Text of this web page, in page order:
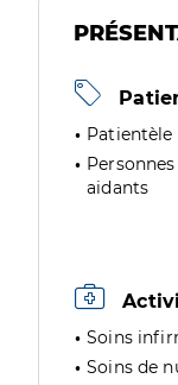
Patientèle
aidants
Soins
Soins de